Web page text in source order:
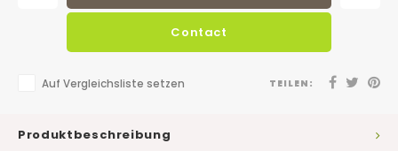
Contact
Auf Vergleichsliste setzen TEILEN:
Produktbeschreibung